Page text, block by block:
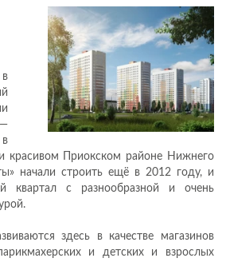
красивом Приокском районе Нижнего
начали строить ещё в 2012 году, и
квартал с разнообразной и очень
здесь в качестве магазинов
и детских и взрослых